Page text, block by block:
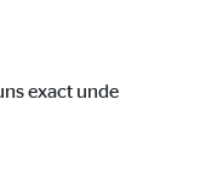
exact unde